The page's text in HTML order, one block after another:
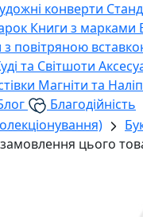
конверти
Книги з марками
з повітряною
та Світшоти
Магніти та
Благодійність
цього